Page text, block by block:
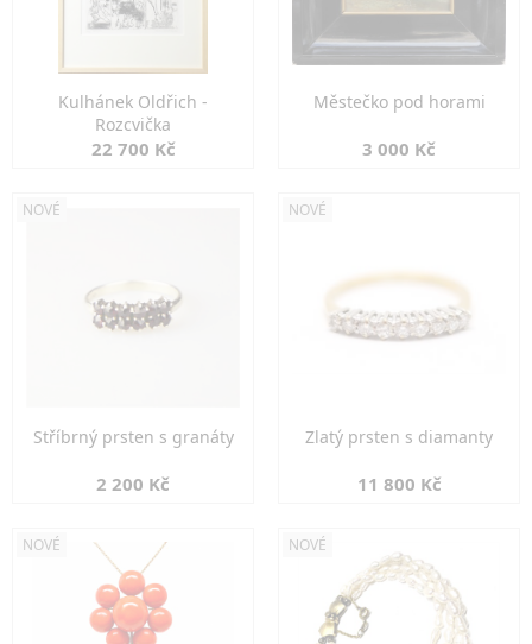
Kulhánek Oldřich -
Rozcvička
22 700 Kč
Městečko pod horami
3 000 Kč
NOVÉ
Stříbrný prsten s granáty
2 200 Kč
NOVÉ
Zlatý prsten s diamanty
11 800 Kč
NOVÉ NOVÉ